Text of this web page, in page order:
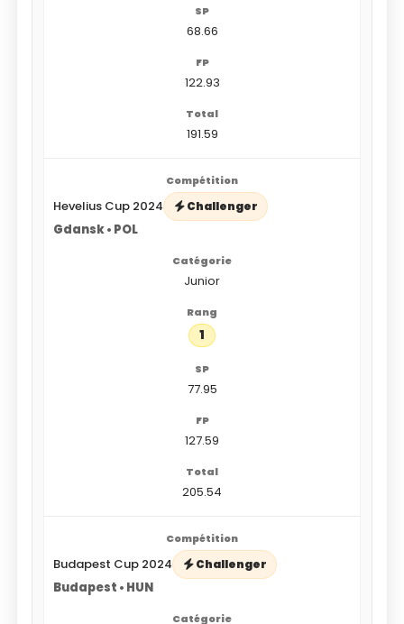
68.66
122.93
191.59
Hevelius Cup 2024 Challenger
Gdansk • POL
Junior
1
77.95
127.59
205.54
Budapest Cup 2024 Challenger
Budapest • HUN